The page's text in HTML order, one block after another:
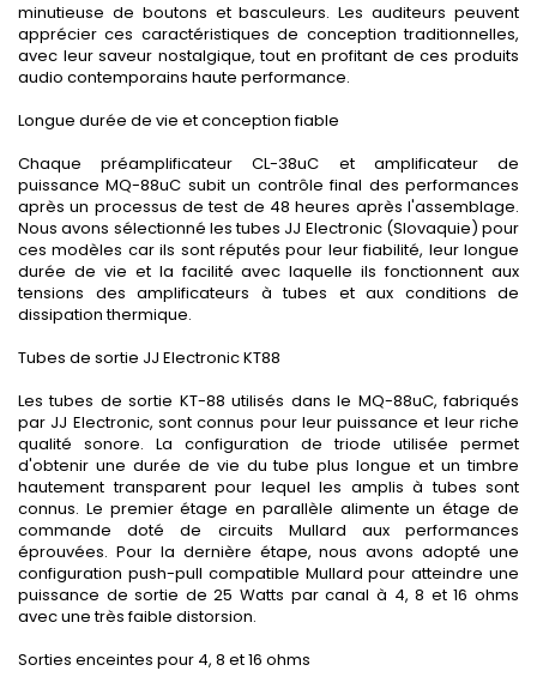
minutieuse de boutons et basculeurs. Les auditeurs peuvent
apprécier ces caractéristiques de conception traditionnelles,
avec leur saveur nostalgique, tout en profitant de ces produits
audio contemporains haute performance.
Longue durée de vie et conception fiable
Chaque préamplificateur CL-38uC et amplificateur de
puissance MQ-88uC subit un contrôle final des performances
après un processus de test de 48 heures après l'assemblage.
Nous avons sélectionné les tubes JJ Electronic (Slovaquie) pour
ces modèles car ils sont réputés pour leur fiabilité, leur longue
durée de vie et la facilité avec laquelle ils fonctionnent aux
tensions des amplificateurs à tubes et aux conditions de
dissipation thermique.
Tubes de sortie JJ Electronic KT88
Les tubes de sortie KT-88 utilisés dans le MQ-88uC, fabriqués
par JJ Electronic, sont connus pour leur puissance et leur riche
qualité sonore. La configuration de triode utilisée permet
d'obtenir une durée de vie du tube plus longue et un timbre
hautement transparent pour lequel les amplis à tubes sont
connus. Le premier étage en parallèle alimente un étage de
commande doté de circuits Mullard aux performances
éprouvées. Pour la dernière étape, nous avons adopté une
configuration push-pull compatible Mullard pour atteindre une
puissance de sortie de 25 Watts par canal à 4, 8 et 16 ohms
avec une très faible distorsion.
Sorties enceintes pour 4, 8 et 16 ohms